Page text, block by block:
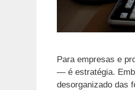
Para empresas e
— é estratégia.
desorganizado das